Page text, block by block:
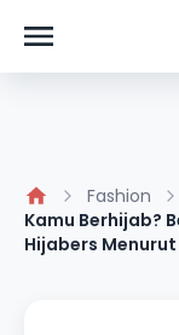
Fashion
Kamu Berhijab?
Hijabers